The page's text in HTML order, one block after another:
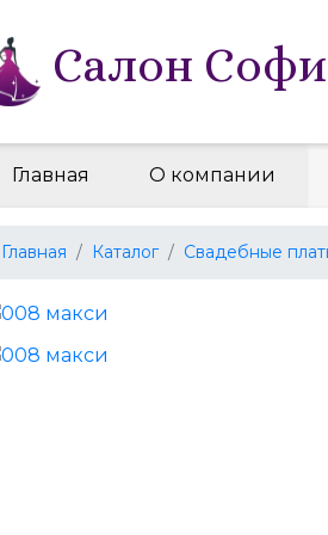
Салон
Главная О компании
Главная Каталог Свадебные